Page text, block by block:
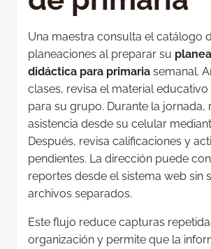
Una maestra consulta el catálogo
planeaciones al preparar su
didáctica para primaria semanal.
clases, revisa el material
para su grupo. Durante la jornada,
asistencia desde su celular
Después, revisa calificaciones y
pendientes. La dirección puede
reportes desde el sistema web sin
archivos separados.
Este flujo reduce capturas
organización y permite que la